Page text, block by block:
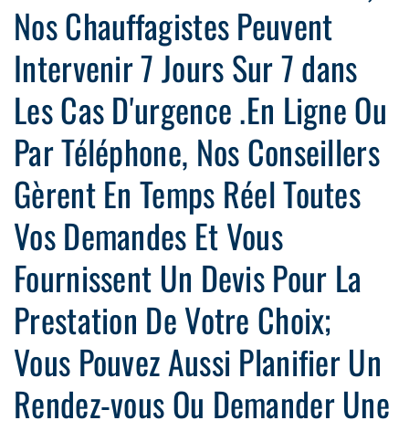
Nos Chauffagistes Peuvent
Intervenir 7 Jours Sur 7 dans
Les Cas D'urgence .En Ligne Ou
Par Téléphone, Nos Conseillers
Gèrent En Temps Réel Toutes
Vos Demandes Et Vous
Fournissent Un Devis Pour La
Prestation De Votre Choix;
Vous Pouvez Aussi Planifier Un
Rendez-vous Ou Demander Une